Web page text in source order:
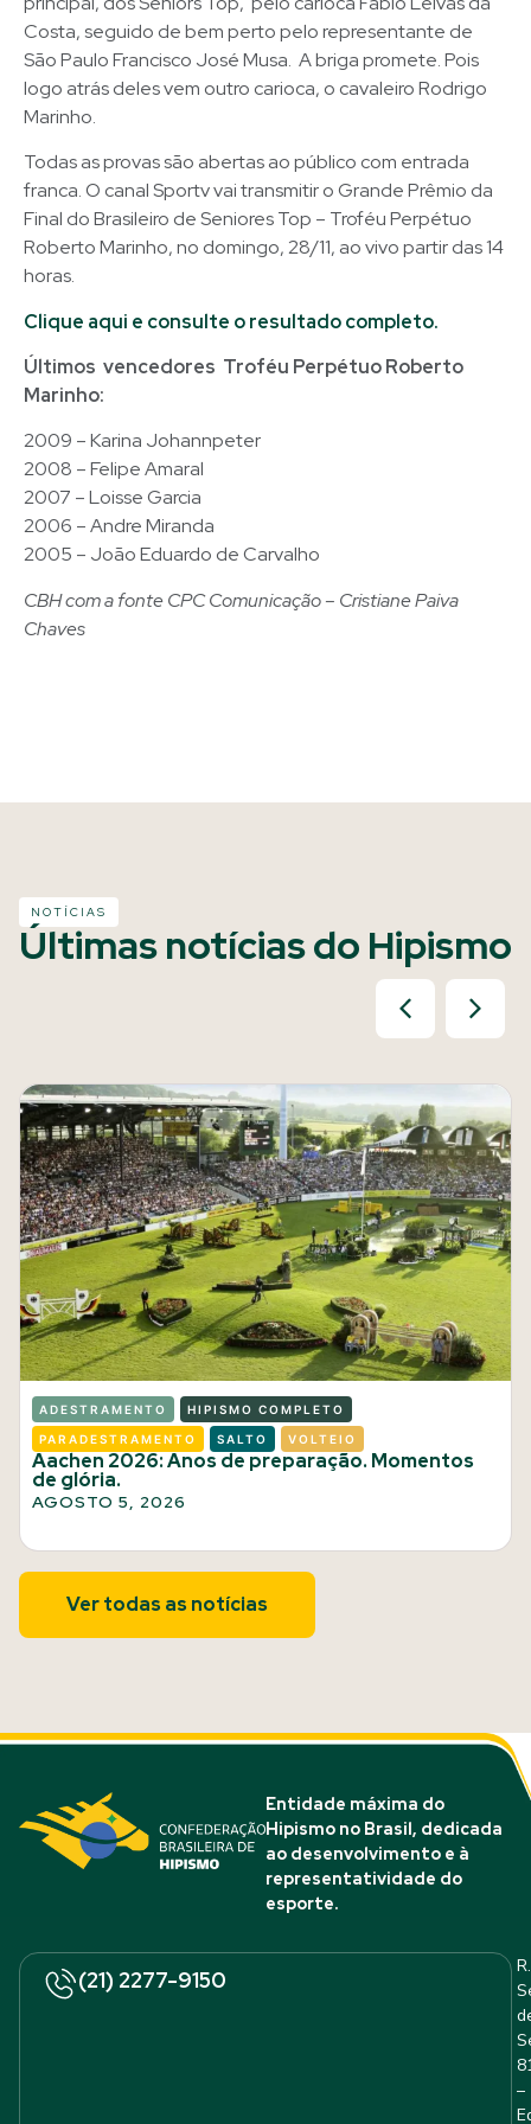
Costa, seguido de bem perto pelo representante de
São Paulo Francisco José Musa. A briga promete. Pois
logo atrás deles vem outro carioca, o cavaleiro Rodrigo
Marinho.
Todas as provas são abertas ao público com entrada
franca. O canal Sportv vai transmitir o Grande Prêmio da
Final do Brasileiro de Seniores Top – Troféu Perpétuo
Roberto Marinho, no domingo, 28/11, ao vivo partir das 14
horas.
Clique aqui e consulte o resultado completo.
Últimos vencedores Troféu Perpétuo Roberto
Marinho:
2009 – Karina Johannpeter
2008 – Felipe Amaral
2007 – Loisse Garcia
2006 – Andre Miranda
2005 – João Eduardo de Carvalho
CBH com a fonte CPC Comunicação – Cristiane Paiva
Chaves
NOTÍCIAS
Últimas notícias do Hipismo
ADESTRAMENTO HIPISMO COMPLETO
PARADESTRAMENTO SALTO VOLTEIO
Aachen 2026: Anos de preparação. Momentos
de glória.
AGOSTO 5, 2026
Ver todas as notícias
Entidade máxima do
Hipismo no Brasil, dedicada
ao desenvolvimento e à
representatividade do
esporte.
(21) 2277-9150
R.
–